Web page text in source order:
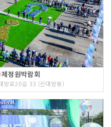
정원박람회
방로20길 33 (신대방동)